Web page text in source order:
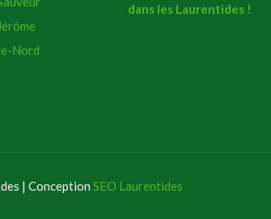
Nord
dans les Laurentides !
| Conception SEO Laurentides